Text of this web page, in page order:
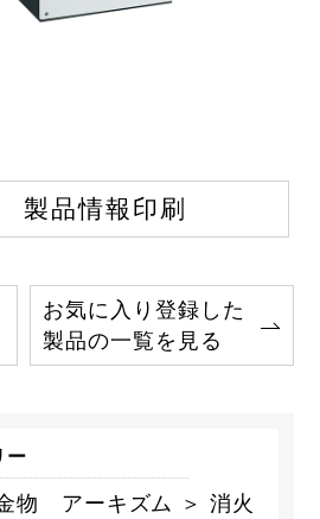
製品情報印刷
お気に入り登録した
製品の一覧を見る
ー
物 アーキズム ＞ 消火